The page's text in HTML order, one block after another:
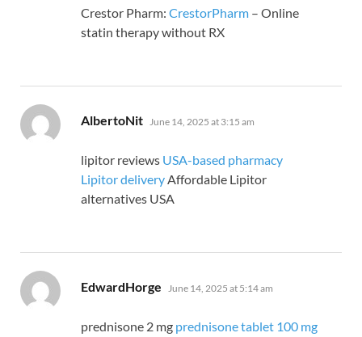
Crestor Pharm: CrestorPharm – Online
statin therapy without RX
AlbertoNit says:
June 14, 2025 at 3:15 am
lipitor reviews USA-based pharmacy
Lipitor deliveryAffordable Lipitor
alternatives USA
EdwardHorge says:
June 14, 2025 at 5:14 am
prednisone 2 mg prednisone tablet 100 mg